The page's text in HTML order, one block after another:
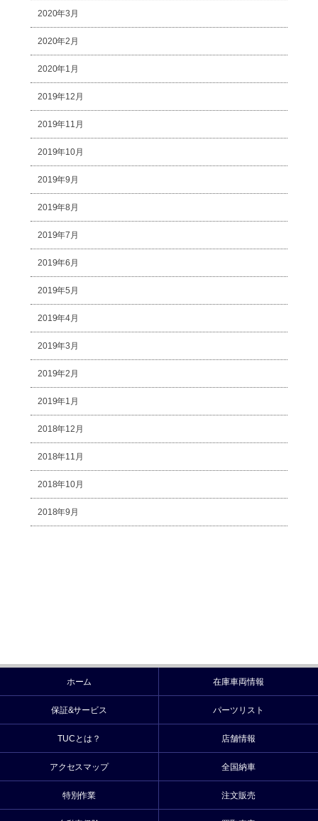
2020年3月
2020年2月
2020年1月
2019年12月
2019年11月
2019年10月
2019年9月
2019年8月
2019年7月
2019年6月
2019年5月
2019年4月
2019年3月
2019年2月
2019年1月
2018年12月
2018年11月
2018年10月
2018年9月
ホーム 在庫車両情報
保証&サービス パーツリスト
TUCとは？ 店舗情報
アクセスマップ 全国納車
特別作業 注文販売